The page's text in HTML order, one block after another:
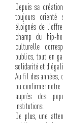
Depuis sa
toujours
éloignés de
champ du hip-
culturelle
publics, tout en
solidarité et
Au fil des années,
pu confirmer
auprès des
institutions.
De plus, une